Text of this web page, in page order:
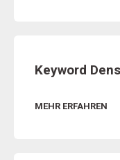
Keyword
MEHR ERFAHREN